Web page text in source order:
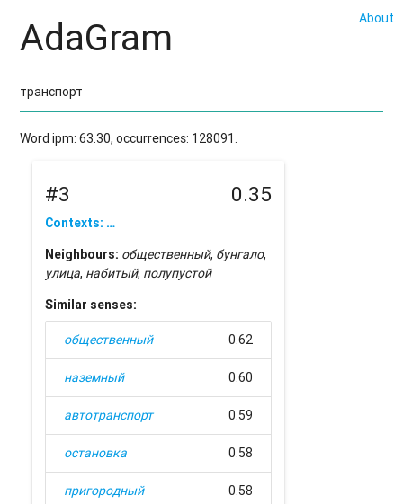
About
AdaGram
Word ipm: 63.30, occurrences: 128091.
#3 0.35
Contexts: …
Neighbours: общественный, бунгало,
улица, набитый, полупустой
Similar senses:
общественный 0.62
наземный 0.60
автотранспорт 0.59
остановка 0.58
пригородный 0.58